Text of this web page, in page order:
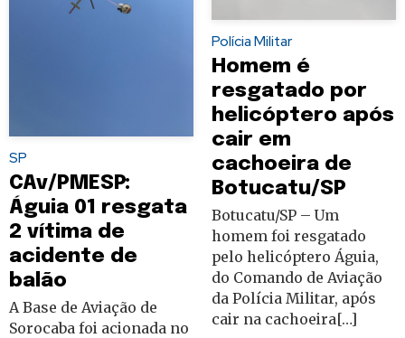
SP
CAv/PMESP:
Águia 01 resgata
2 vítima de
acidente de
balão
A Base de Aviação de
Sorocaba foi acionada no
Polícia Militar
Homem é
resgatado por
helicóptero após
cair em
cachoeira de
Botucatu/SP
Botucatu/SP – Um
homem foi resgatado
pelo helicóptero Águia,
do Comando de Aviação
da Polícia Militar, após
cair na cachoeira[…]